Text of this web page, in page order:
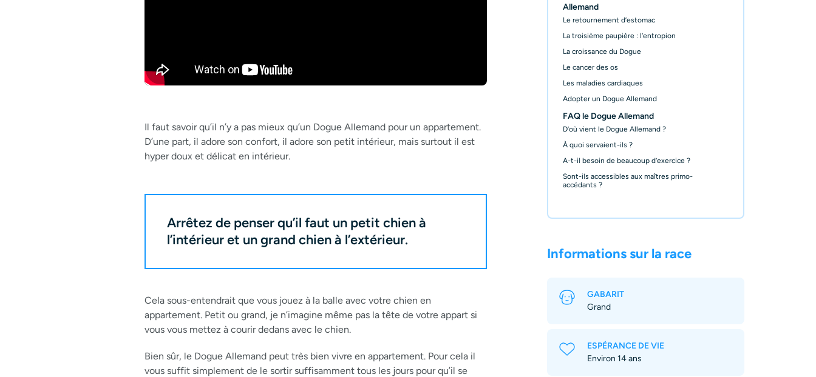
Il faut savoir qu’il n’y a pas mieux qu’un Dogue Allemand pour un appartement.
D’une part, il adore son confort, il adore son petit intérieur, mais surtout il est
hyper doux et délicat en intérieur.
Arrêtez de penser qu’il faut un petit chien à
l’intérieur et un grand chien à l’extérieur.
Cela sous-entendrait que vous jouez à la balle avec votre chien en
appartement. Petit ou grand, je n’imagine même pas la tête de votre appart si
vous vous mettez à courir dedans avec le chien.
Bien sûr, le Dogue Allemand peut très bien vivre en appartement. Pour cela il
vous suffit simplement de le sortir suffisamment tous les jours pour qu’il se
Allemand
Le retournement d’estomac
La troisième paupière : l’entropion
La croissance du Dogue
Le cancer des os
Les maladies cardiaques
Adopter un Dogue Allemand
FAQ le Dogue Allemand
D’où vient le Dogue Allemand ?
À quoi servaient-ils ?
A-t-il besoin de beaucoup d’exercice ?
Sont-ils accessibles aux maîtres primo-
accédants ?
Informations sur la race
GABARIT
Grand
ESPÉRANCE DE VIE
Environ 14 ans